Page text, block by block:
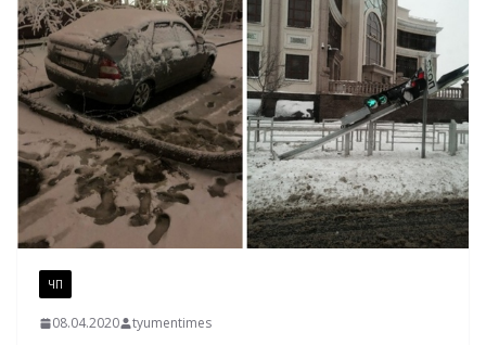
ЧП
08.04.2020 tyumentimes